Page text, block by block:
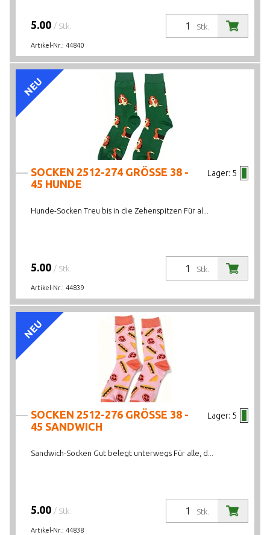
Stk.
5.00 / Stk.
Artikel-Nr.: 44840
NEU
Lager: 5
SOCKEN 2512-274 GRÖSSE 38 -
45 HUNDE
Hunde-Socken Treu bis in die Zehenspitzen Für al...
Stk.
5.00 / Stk.
Artikel-Nr.: 44839
NEU
Lager: 5
SOCKEN 2512-276 GRÖSSE 38 -
45 SANDWICH
Sandwich-Socken Gut belegt unterwegs Für alle, d...
Stk.
5.00 / Stk.
Artikel-Nr.: 44838